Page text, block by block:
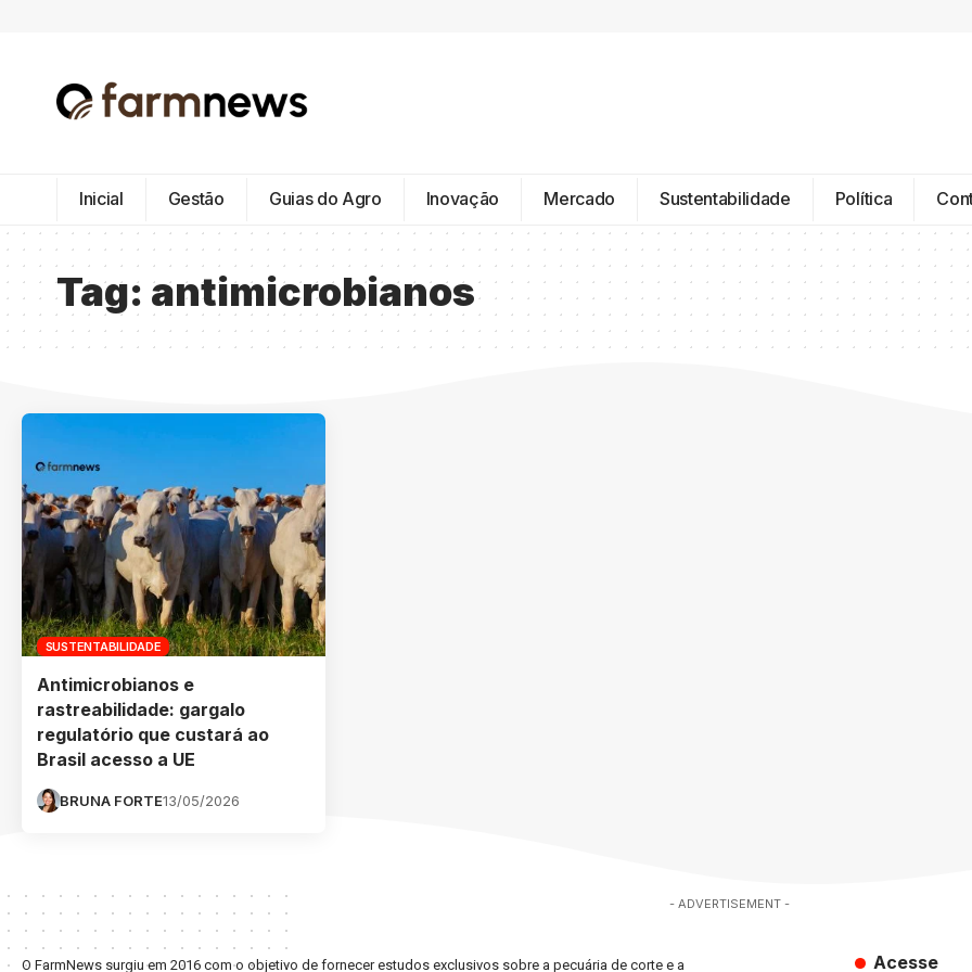
Inicial Gestão Guias do Agro Inovação Mercado Sustentabilidade Política
Tag: antimicrobianos
SUSTENTABILIDADE
Antimicrobianos e
rastreabilidade: gargalo
regulatório que custará ao
Brasil acesso a UE
BRUNA FORTE13/05/2026
- ADVERTISEMENT -
O FarmNews surgiu em 2016 com o objetivo de fornecer estudos exclusivos sobre a pecuária de corte e a Acesse